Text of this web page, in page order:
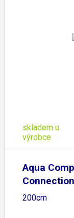
skladem u
výrobce
Aqua
200cm